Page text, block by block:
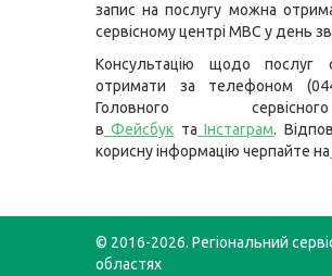
запис на послугу можна
сервісному центрі МВС у день
Консультацію щодо послуг
отримати за телефоном
Головного
в Фейсбук та Інстаграм.
корисну інформацію черпайте на
© 2016-2026. Регіональний
областях